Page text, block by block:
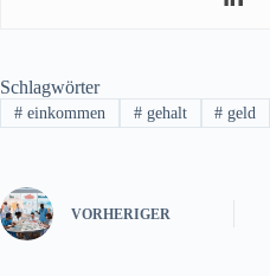
Schlagwörter
#einkommen #gehalt # geld
VORHERIGER